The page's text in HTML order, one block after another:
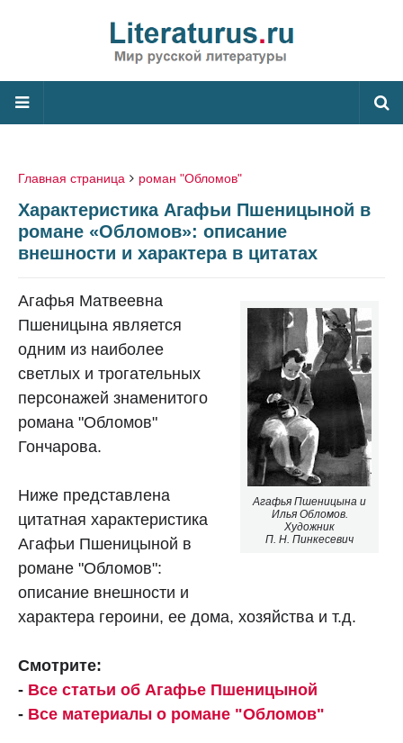
Главная страница роман "Обломов"
Характеристика Агафьи Пшеницыной в
романе «Обломов»: описание
внешности и характера в цитатах
Агафья Пшеницына и
Илья Обломов.
Художник
П. Н. Пинкесевич
Агафья Матвеевна
Пшеницына является
одним из наиболее
светлых и трогательных
персонажей знаменитого
романа "Обломов"
Гончарова.
Ниже представлена
цитатная характеристика
Агафьи Пшеницыной в
романе "Обломов":
описание внешности и
характера героини, ее дома, хозяйства и т.д.
Смотрите:
- Все статьи об Агафье Пшеницыной
- Все материалы о романе "Обломов"